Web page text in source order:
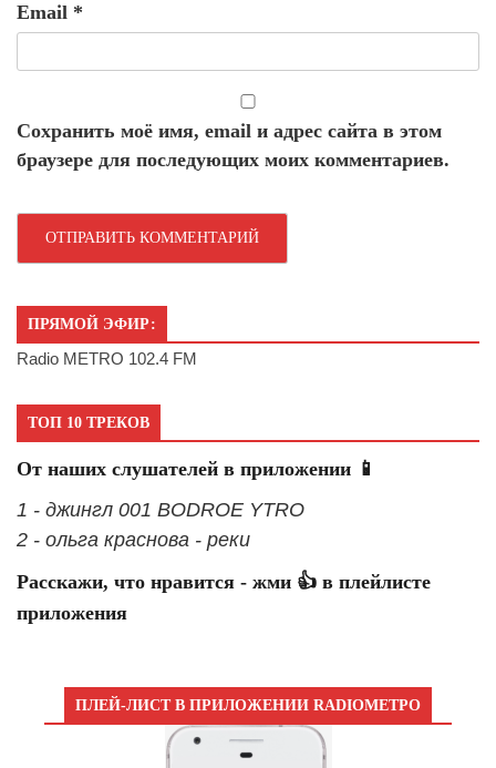
Email *
Сохранить моё имя, email и адрес сайта в этом
браузере для последующих моих комментариев.
ПРЯМОЙ ЭФИР:
Radio METRO 102.4 FM
ТОП 10 ТРЕКОВ
От наших слушателей в приложении 📱
1 - джингл 001 BODROE YTRO
2 - ольга краснова - реки
Расскажи, что нравится - жми 👍 в плейлисте
приложения
ПЛЕЙ-ЛИСТ В ПРИЛОЖЕНИИ RADIOМЕТРО